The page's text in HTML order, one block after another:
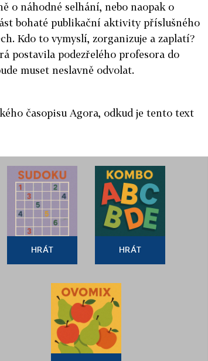
o náhodné selhání, nebo naopak o
bohaté publikační aktivity příslušného
Kdo to vymyslí, zorganizuje a zaplatí?
postavila podezřelého profesora do
muset neslavně odvolat.
časopisu Agora, odkud je tento text
HRÁT HRÁT